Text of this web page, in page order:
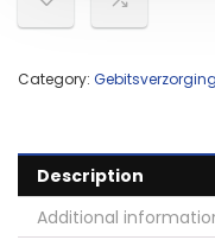
Category:
Description
Additional